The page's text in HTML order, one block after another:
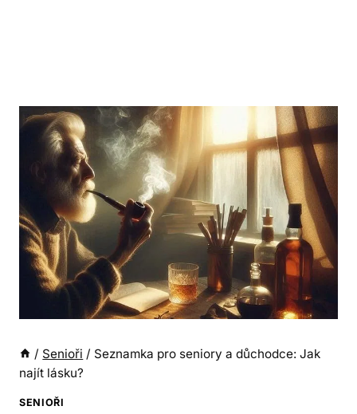
/ Senioři / Seznamka pro seniory a důchodce: Jak
najít lásku?
SENIOŘI